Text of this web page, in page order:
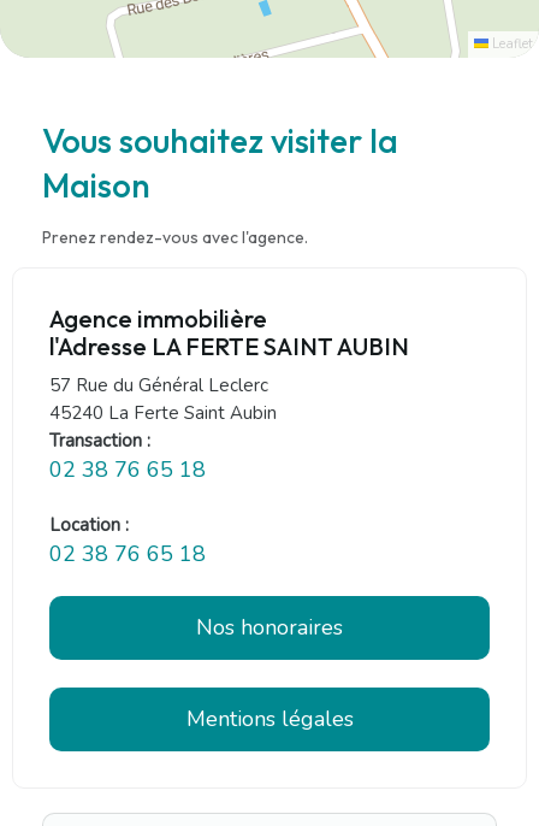
Leaflet
Vous souhaitez visiter la
Maison
Prenez rendez-vous avec l'agence.
Agence immobilière
l'Adresse LA FERTE SAINT AUBIN
57 Rue du Général Leclerc
45240 La Ferte Saint Aubin
Transaction :
02 38 76 65 18
Location :
02 38 76 65 18
Nos honoraires
Mentions légales